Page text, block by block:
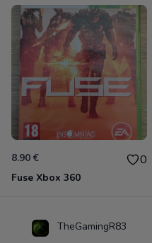
8.90 € 0
Fuse Xbox 360
TheGamingR83